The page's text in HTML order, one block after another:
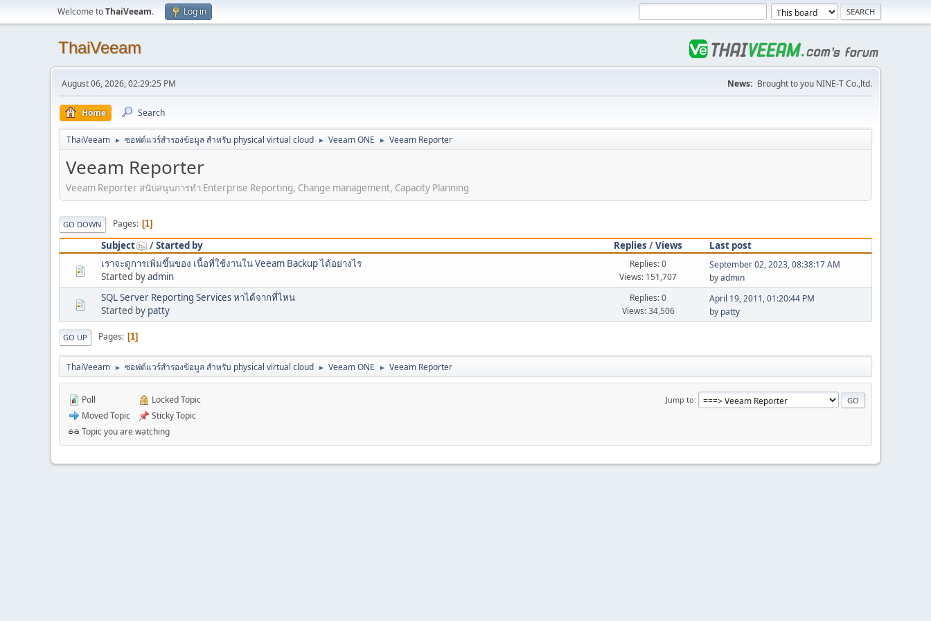
Welcome toThaiVeeam. Log in
ThaiVeeam
August 06, 2026, 02:29:25 PM News: Brought to you NINE-T Co.,ltd.
Home Search
ThaiVeeam ► ซอฟต์แวร์สำรองข้อมูล สำหรับ physical virtual cloud ► Veeam ONE ► Veeam Reporter
Veeam Reporter
Veeam Reporter สนับสนุนการทำ Enterprise Reporting, Change management, Capacity Planning
GO DOWN Pages 1
Subject /Started by Replies /Views
Last post
เราจะดูการเพิ่มขึ้นของ เนื้อที่ใช้งานใน Veeam Backup ได้อย่างไร
Started byadmin
Replies: 0
Views: 151,707
September 02, 2023, 08:38:17 AM
byadmin
SQL Server Reporting Services หาได้จากที่ไหน
Started by patty
Replies: 0
Views: 34,506
April 19, 2011, 01:20:44 PM
by patty
GO UP Pages 1
ThaiVeeam ► ซอฟต์แวร์สำรองข้อมูล สำหรับ physical virtual cloud ► Veeam ONE ► Veeam Reporter
Jump to
Poll
Moved Topic
Locked Topic
Sticky Topic
Topic you are watching